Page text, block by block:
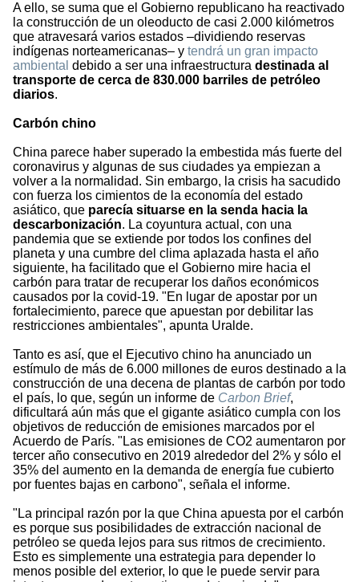
A ello, se suma que el Gobierno republicano ha reactivado
la construcción de un oleoducto de casi 2.000 kilómetros
que atravesará varios estados –dividiendo reservas
indígenas norteamericanas– y tendrá un gran impacto
ambiental debido a ser una infraestructura destinada al
transporte de cerca de 830.000 barriles de petróleo
diarios.
Carbón chino
China parece haber superado la embestida más fuerte del
coronavirus y algunas de sus ciudades ya empiezan a
volver a la normalidad. Sin embargo, la crisis ha sacudido
con fuerza los cimientos de la economía del estado
asiático, que parecía situarse en la senda hacia la
descarbonización. La coyuntura actual, con una
pandemia que se extiende por todos los confines del
planeta y una cumbre del clima aplazada hasta el año
siguiente, ha facilitado que el Gobierno mire hacia el
carbón para tratar de recuperar los daños económicos
causados por la covid-19. "En lugar de apostar por un
fortalecimiento, parece que apuestan por debilitar las
restricciones ambientales", apunta Uralde.
Tanto es así, que el Ejecutivo chino ha anunciado un
estímulo de más de 6.000 millones de euros destinado a la
construcción de una decena de plantas de carbón por todo
el país, lo que, según un informe de Carbon Brief,
dificultará aún más que el gigante asiático cumpla con los
objetivos de reducción de emisiones marcados por el
Acuerdo de París. "Las emisiones de CO2 aumentaron por
tercer año consecutivo en 2019 alrededor del 2% y sólo el
35% del aumento en la demanda de energía fue cubierto
por fuentes bajas en carbono", señala el informe.
"La principal razón por la que China apuesta por el carbón
es porque sus posibilidades de extracción nacional de
petróleo se queda lejos para sus ritmos de crecimiento.
Esto es simplemente una estrategia para depender lo
menos posible del exterior, lo que le puede servir para